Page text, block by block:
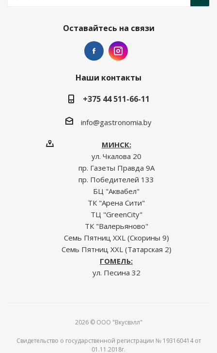
Оставайтесь на связи
Наши контакты
+375 44 511-66-11
info@gastronomia.by
МИНСК:
ул. Чкалова 20
пр. Газеты Правда 9А
пр. Победителей 133
БЦ "Аквабел"
ТК "Арена Сити"
ТЦ "GreenCity"
ТК "Валерьяново"
Семь Пятниц XXL (Скорины 9)
Семь Пятниц XXL (Татарская 2)
ГОМЕЛЬ:
ул. Песина 32
2026 © ООО "Вкусвэлл"
Свидетельство о государственной регистрации № 193160414 от
01.11.2018г.